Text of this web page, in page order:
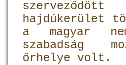
szerveződött
hajdúkerület
a magyar
szabadság
őrhelye volt.